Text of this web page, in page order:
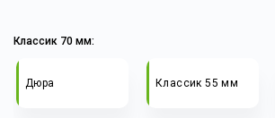
Классик 70 мм:
Дюра Классик 55 мм